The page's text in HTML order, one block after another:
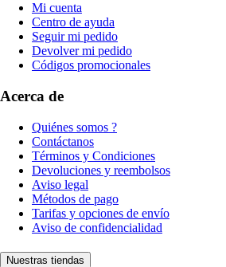
Mi cuenta
Centro de ayuda
Seguir mi pedido
Devolver mi pedido
Códigos promocionales
Acerca de
Quiénes somos ?
Contáctanos
Términos y Condiciones
Devoluciones y reembolsos
Aviso legal
Métodos de pago
Tarifas y opciones de envío
Aviso de confidencialidad
Nuestras tiendas